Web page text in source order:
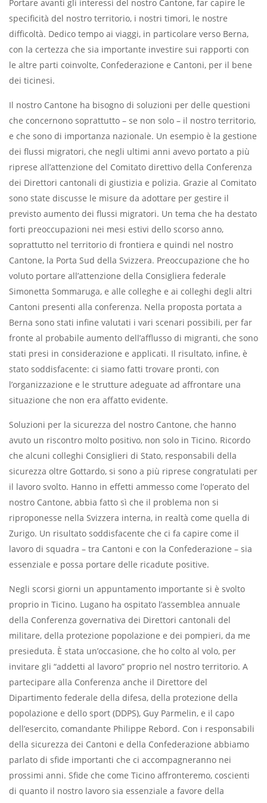
Portare avanti gli interessi del nostro Cantone, far capire le
specificità del nostro territorio, i nostri timori, le nostre
difficoltà. Dedico tempo ai viaggi, in particolare verso Berna,
con la certezza che sia importante investire sui rapporti con
le altre parti coinvolte, Confederazione e Cantoni, per il bene
dei ticinesi.
Il nostro Cantone ha bisogno di soluzioni per delle questioni
che concernono soprattutto – se non solo – il nostro territorio,
e che sono di importanza nazionale. Un esempio è la gestione
dei flussi migratori, che negli ultimi anni avevo portato a più
riprese all’attenzione del Comitato direttivo della Conferenza
dei Direttori cantonali di giustizia e polizia. Grazie al Comitato
sono state discusse le misure da adottare per gestire il
previsto aumento dei flussi migratori. Un tema che ha destato
forti preoccupazioni nei mesi estivi dello scorso anno,
soprattutto nel territorio di frontiera e quindi nel nostro
Cantone, la Porta Sud della Svizzera. Preoccupazione che ho
voluto portare all’attenzione della Consigliera federale
Simonetta Sommaruga, e alle colleghe e ai colleghi degli altri
Cantoni presenti alla conferenza. Nella proposta portata a
Berna sono stati infine valutati i vari scenari possibili, per far
fronte al probabile aumento dell’afflusso di migranti, che sono
stati presi in considerazione e applicati. Il risultato, infine, è
stato soddisfacente: ci siamo fatti trovare pronti, con
l’organizzazione e le strutture adeguate ad affrontare una
situazione che non era affatto evidente.
Soluzioni per la sicurezza del nostro Cantone, che hanno
avuto un riscontro molto positivo, non solo in Ticino. Ricordo
che alcuni colleghi Consiglieri di Stato, responsabili della
sicurezza oltre Gottardo, si sono a più riprese congratulati per
il lavoro svolto. Hanno in effetti ammesso come l’operato del
nostro Cantone, abbia fatto sì che il problema non si
riproponesse nella Svizzera interna, in realtà come quella di
Zurigo. Un risultato soddisfacente che ci fa capire come il
lavoro di squadra – tra Cantoni e con la Confederazione – sia
essenziale e possa portare delle ricadute positive.
Negli scorsi giorni un appuntamento importante si è svolto
proprio in Ticino. Lugano ha ospitato l’assemblea annuale
della Conferenza governativa dei Direttori cantonali del
militare, della protezione popolazione e dei pompieri, da me
presieduta. È stata un’occasione, che ho colto al volo, per
invitare gli “addetti al lavoro” proprio nel nostro territorio. A
partecipare alla Conferenza anche il Direttore del
Dipartimento federale della difesa, della protezione della
popolazione e dello sport (DDPS), Guy Parmelin, e il capo
dell’esercito, comandante Philippe Rebord. Con i responsabili
della sicurezza dei Cantoni e della Confederazione abbiamo
parlato di sfide importanti che ci accompagneranno nei
prossimi anni. Sfide che come Ticino affronteremo, coscienti
di quanto il nostro lavoro sia essenziale a favore della